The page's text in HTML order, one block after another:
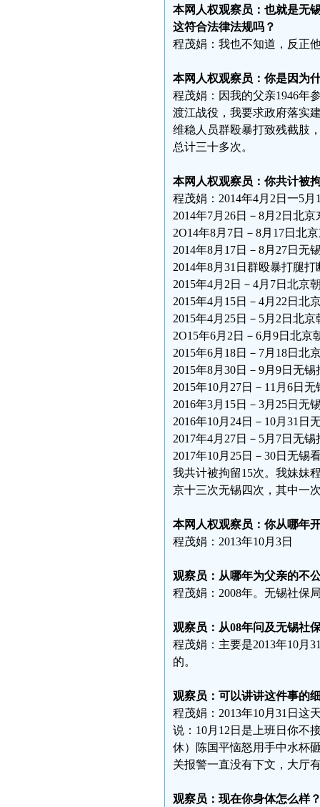
本网人权观察员：也就是无
这符合法律法规吗？
程茂娟：我也不知道，反正
本网人权观察员：你是因为
程茂娟：因我的父亲1946年
渡江战役，我要求政府落实
维稳人员群殴暴打致残截肢
总计三十多次。
本网人权观察员：你共计被
程茂娟：2014年4月2日一5
2014年7月26日－8月2日北
2O14年8月7日－8月17日北
2014年8月17日－8月27日无
2014年8月31日群殴暴打腿打
2015年4月2日－4月7日北京
2015年4月15日－4月22日北
2015年4月25日－5月2日北
2O15年6月2日－6月9日北
2015年6月18日－7月18日北
2015年8月30日－9月9日无
2015年10月27日－11月6日
2016年3月15日－3月25日无
2016年10月24日－10月31日
2017年4月27日－5月7日无
2017年10月25日－30日无锡
我共计被拘留15次。我妹妹
京十三次无锡四次，其中一
本网人权观察员：你从哪年
程茂娟：2013年10月3日
观察员：从哪年为父亲的不
程茂娟：2008年。无锡社保
观察员：从08年问及无锡社
程茂娟：主要是2013年10月
的。
观察员：可以讲讲这件事的
程茂娟：2013年10月31日这
说：10月12日是上班日你不
休）陈国平恼怒用手中水杯
关报警一直没有下文，大厅
观察员：现在你身体怎么样